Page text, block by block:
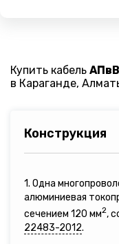
Купить кабель
в Караганде,
Конструкция
1. Одна
алюминиевая
сечением 120 мм2,
22483-2012.